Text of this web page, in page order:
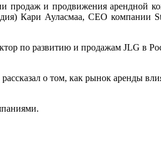
продаж и продвижения арендной
Кари Ауласмаа, CEO компании
по развитию и продажам JLG в
о том, как рынок аренды